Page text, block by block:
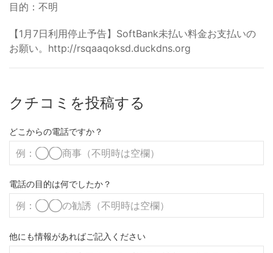
目的：不明
【1月7日利用停止予告】SoftBank未払い料金お支払いの
お願い。http://rsqaaqoksd.duckdns.org
クチコミを投稿する
どこからの電話ですか？
電話の目的は何でしたか？
他にも情報があればご記入ください